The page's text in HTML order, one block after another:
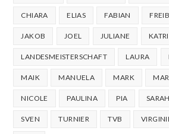
CHIARA ELIAS FABIAN
JAKOB JOEL JULIANE
LANDESMEISTERSCHAFT LAURA
MAIK MANUELA MARK
NICOLE PAULINA PIA SARAH
SVEN TURNIER TVB